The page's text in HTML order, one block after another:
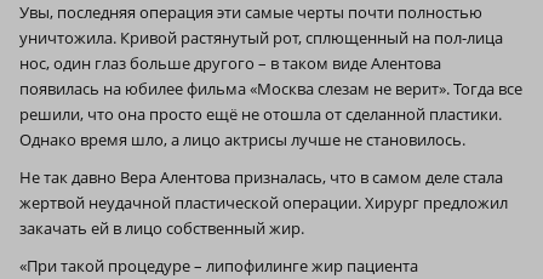
Увы, последняя операция эти самые черты почти полностью
уничтожила. Кривой растянутый рот, сплющенный на пол-лица
нос, один глаз больше другого – в таком виде Алентова
появилась на юбилее фильма «Москва слезам не верит». Тогда все
решили, что она просто ещё не отошла от сделанной пластики.
Однако время шло, а лицо актрисы лучше не становилось.
Не так давно Вера Алентова призналась, что в самом деле стала
жертвой неудачной пластической операции. Хирург предложил
закачать ей в лицо собственный жир.
«При такой процедуре – липофилинге жир пациента